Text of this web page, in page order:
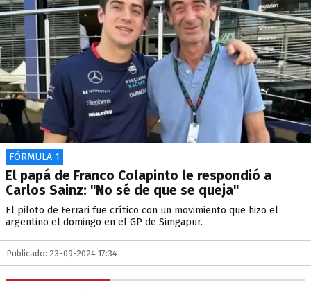
FÓRMULA 1
El papá de Franco Colapinto le respondió a
Carlos Sainz: "No sé de que se queja"
El piloto de Ferrari fue crítico con un movimiento que hizo el
argentino el domingo en el GP de Simgapur.
Publicado: 23-09-2024 17:34